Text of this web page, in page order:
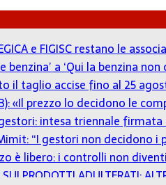
e FIGISC restano le
benzina’ a ‘Qui la benzina
il taglio accise fino al 25
«Il prezzo lo decidono le
intesa triennale firmata
“I gestori non decidono i
è libero: i controlli non
PRODOTTI ADULTERATI: